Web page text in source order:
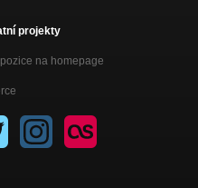
projekty
na homepage